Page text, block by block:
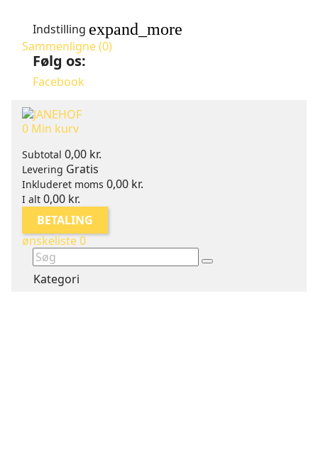
Indstilling expand_more
Sammenligne (0)
Følg os:
Facebook
0 Min kurv
Subtotal 0,00 kr.
Levering Gratis
Inkluderet moms 0,00 kr.
I alt 0,00 kr.
BETALING
ønskeliste0
Kategori